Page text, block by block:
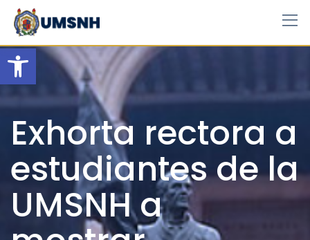
Open toolbar
Skip
content
Exhorta rectora a
estudiantes de la
UMSNH a